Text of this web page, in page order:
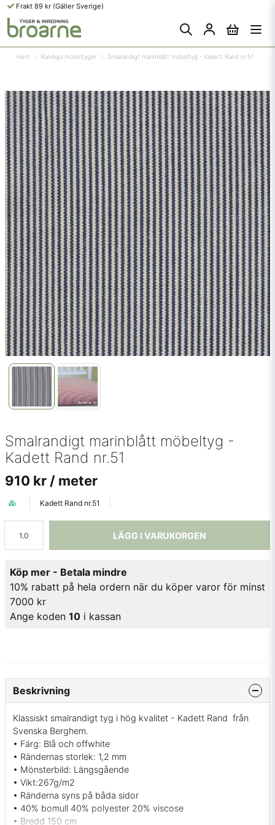
Frakt 89 kr (Gäller Sverige)
Hem Randiga möbeltyger Smalrandigt marinblått möbeltyg - Kadett Rand nr.51
Smalrandigt marinblått möbeltyg -
Kadett Rand nr.51
910 kr / meter
Kadett Rand nr.51
LÄGG I VARUKORGEN
Köp mer - Betala mindre
10% rabatt på hela ordern när du köper varor för minst
7000 kr
Ange koden 10 i kassan
Beskrivning
Klassiskt smalrandigt tyg i hög kvalitet - Kadett Rand från
Svenska Berghem.
• Färg: Blå och offwhite
• Rändernas storlek: 1,2 mm
• Mönsterbild: Längsgående
• Vikt:267g/m2
• Ränderna syns på båda sidor
• 40% bomull 40% polyester 20% viscose
• Bredd 150 cm